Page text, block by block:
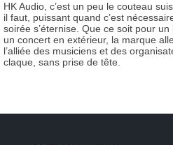
HK Audio, c’est un peu le couteau
il faut, puissant quand c’est
soirée s’éternise. Que ce soit pour
un concert en extérieur, la marque
l’alliée des musiciens et des
claque, sans prise de tête.